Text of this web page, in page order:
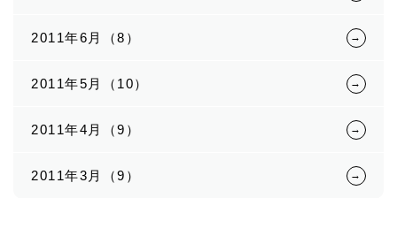
2011年6月（8）
2011年5月（10）
2011年4月（9）
2011年3月（9）